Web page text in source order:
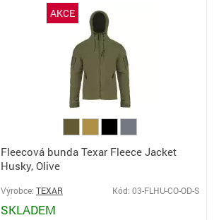
AKCE
Fleecová bunda Texar Fleece Jacket
Husky, Olive
Výrobce: TEXAR Kód: 03-FLHU-CO-OD-S
SKLADEM